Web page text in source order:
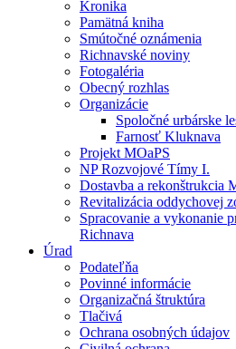
Kronika
Pamätná kniha
Smútočné oznámenia
Richnavské noviny
Fotogaléria
Obecný rozhlas
Organizácie
Spoločné urbárske
Farnosť Kluknava
Projekt MOaPS
NP Rozvojové Tímy I.
Dostavba a rekonštrukcia
Revitalizácia oddychovej
Spracovanie a vykonanie
Richnava
Úrad
Podateľňa
Povinné informácie
Organizačná štruktúra
Tlačivá
Ochrana osobných údajov